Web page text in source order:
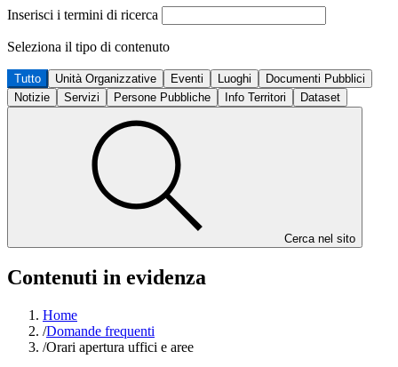
Inserisci i termini di ricerca
Seleziona il tipo di contenuto
Tutto Unità Organizzative Eventi Luoghi
Documenti Pubblici
Notizie
Servizi Persone Pubbliche Info Territori Dataset
Cerca nel sito
Contenuti in evidenza
Home
/Domande frequenti
/Orari apertura uffici e aree